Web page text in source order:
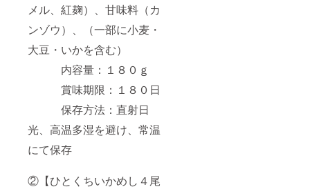
メル、紅麹）、甘味料（カ
ンゾウ）、（一部に小麦・
大豆・いかを含む）
内容量：１８０ｇ
賞味期限：１８０日
保存方法：直射日
光、高温多湿を避け、常温
にて保存
②【ひとくちいかめし４尾